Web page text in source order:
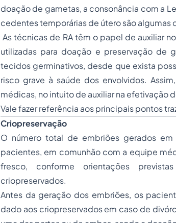
doação de gametas, a consonância com a
cedentes temporárias de útero são algumas
As técnicas de RA têm o papel de auxiliar
utilizadas para doação e preservação de
tecidos germinativos, desde que exista
risco grave à saúde dos envolvidos.
médicas, no intuito de auxiliar na efetivação
Vale fazer referência aos principais pontos
Criopreservação
O número total de embriões gerados
pacientes, em comunhão com a equipe
fresco, conforme orientações
criopreservados.
Antes da geração dos embriões, os
dado aos criopreservados em caso de